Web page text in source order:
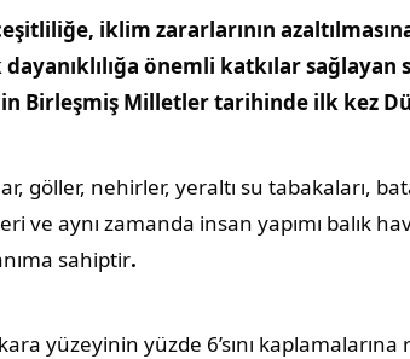
iklim zararlarının
önemli katkılar
Birleşmiş Milletler tarihinde ilk kez
göller, nehirler, yeraltı su tabakaları,
ve aynı zamanda insan yapımı balık
sahiptir.
yüzeyinin yüzde 6’sını